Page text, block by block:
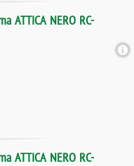
ATTICA NERO RC-
ATTICA NERO RC-